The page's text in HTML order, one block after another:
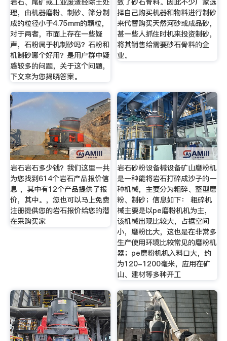
理，由机器磨粉、制砂、筛分制
成的粒径小于4.75mm的颗粒，
对于两者，市面上存在一些疑
声，石粉属于机制砂吗？石粉和
机制砂哪个好用？是用户群中疑
惑较多的问题，关于这个问题，
下文来为您揭晓答案。
择自己购买机器和物料进行制砂
来代替购买天然河砂或成品砂，
甚一些人抓住时机来投资制砂，
将其销售给需要砂石骨料的企
业。
岩石岩石多少钱？我们这里一共
为您找到614个岩石产品报价信
息 ，其中有12个产品提供了报
价，其中。，您也可以马上免费
注册提供您的岩石报价给您的潜
在采购买家
岩石砂粉设备械设备矿山磨粉机
是一种能将岩石打碎成沙子的一
种机械，主要分为粗碎、整型磨
粉、制砂；信息如下： 粗碎机
械主要是以pe磨粉机机为主，
该机械出现比较大，占据空间
小，磨粉比大，这也是在非常多
生产使用环境比较常见的磨粉机
器；pe磨粉机机入料口大，约
为120-1200毫米，应用在矿
山、建材等多种开工